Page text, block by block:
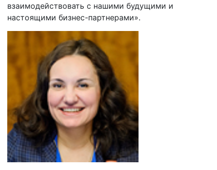
взаимодействовать с нашими будущими и
настоящими бизнес-партнерами».